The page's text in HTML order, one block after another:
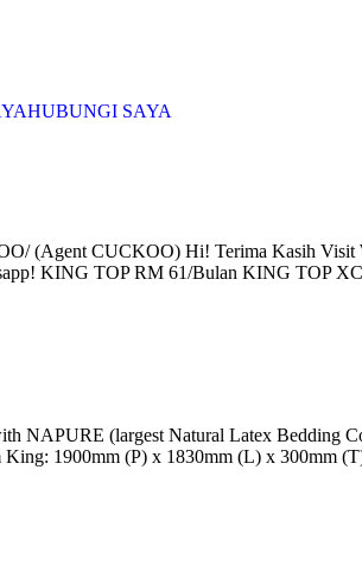
HUBUNGI SAYA
(Agent CUCKOO) Hi! Terima Kasih Visit
KING TOP RM 61/Bulan KING TOP
NAPURE (largest Natural Latex Bedding
1900mm (P) x 1830mm (L) x 300mm